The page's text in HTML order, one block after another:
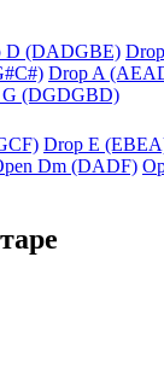
D (DADGBE)
Drop A
G (DGDGBD)
Drop E
Dm (DADF)